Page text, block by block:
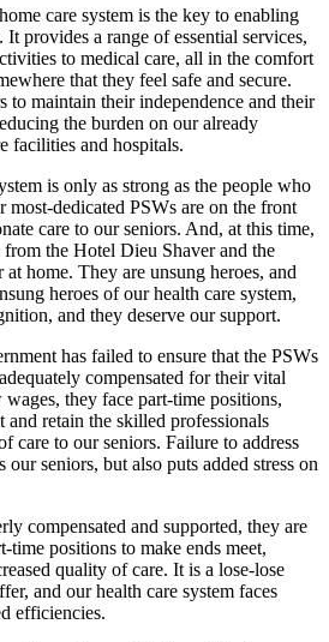
care system is the key to enabling
It provides a range of essential services,
to medical care, all in the comfort
that they feel safe and secure.
to maintain their independence and their
the burden on our already
facilities and hospitals.
is only as strong as the people who
most-dedicated PSWs are on the front
care to our seniors. And, at this time,
the Hotel Dieu Shaver and the
home. They are unsung heroes, and
heroes of our health care system,
and they deserve our support.
has failed to ensure that the PSWs
compensated for their vital
they face part-time positions,
retain the skilled professionals
care to our seniors. Failure to address
our seniors, but also puts added stress on
compensated and supported, they are
time positions to make ends meet,
quality of care. It is a lose-lose
and our health care system faces
efficiencies.